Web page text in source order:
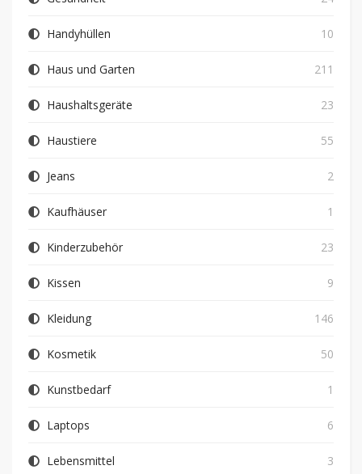
Handyhüllen 10
Haus und Garten 211
Haushaltsgeräte 23
Haustiere 55
Jeans 2
Kaufhäuser 1
Kinderzubehör 23
Kissen 9
Kleidung 146
Kosmetik 50
Kunstbedarf 1
Laptops 6
Lebensmittel 3